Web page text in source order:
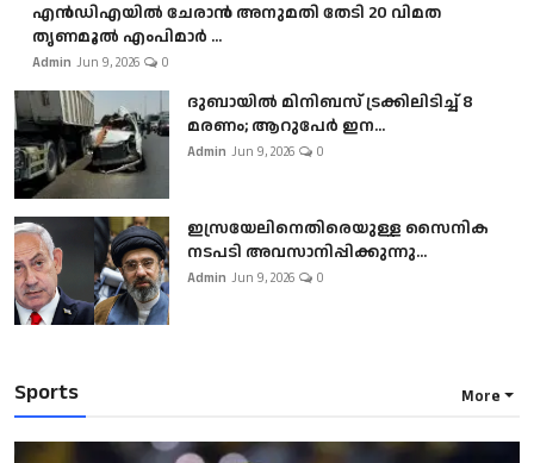
എൻഡിഎയിൽ ചേരാൻ അനുമതി തേടി 20 വിമത
തൃണമൂൽ എംപിമാർ ...
Admin Jun 9, 2026 0
ദുബായിൽ മിനിബസ്​ ട്രക്കിലിടിച്ച് 8
മരണം; ആറുപേർ ഇന...
Admin Jun 9, 2026 0
ഇസ്രയേലിനെതിരെയുള്ള സൈനിക
നടപടി അവസാനിപ്പിക്കുന്നു...
Admin Jun 9, 2026 0
Sports More